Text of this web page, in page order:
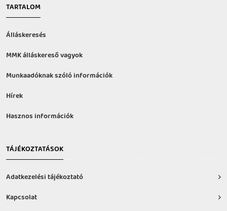
TARTALOM
Álláskeresés
MMK álláskereső vagyok
Munkaadóknak szóló információk
Hírek
Hasznos információk
TÁJÉKOZTATÁSOK
Adatkezelési tájékoztató
Kapcsolat